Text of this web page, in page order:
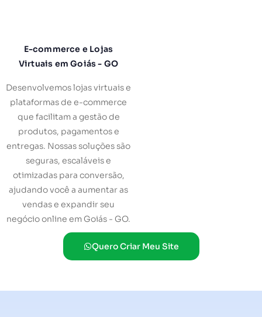
E-commerce e Lojas
Virtuais em Goiás - GO
Desenvolvemos lojas virtuais e
plataformas de e-commerce
que facilitam a gestão de
produtos, pagamentos e
entregas. Nossas soluções são
seguras, escaláveis e
otimizadas para conversão,
ajudando você a aumentar as
vendas e expandir seu
negócio online em Goiás - GO.
Quero Criar Meu Site